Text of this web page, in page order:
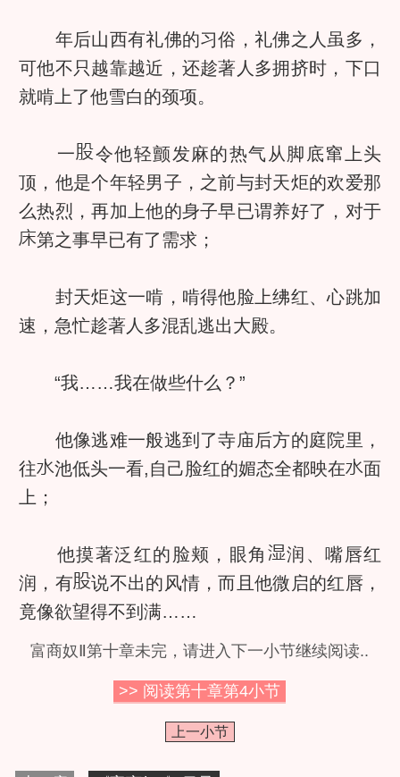
年后山西有礼佛的习俗，礼佛之人虽多，
可他不只越靠越近，还趁著人多拥挤时，下口
就啃上了他雪白的颈项。
一
令他轻颤发麻的热气从脚底窜上头
顶，他是个年轻男子，之前与封天炬的欢爱那
么热烈，再加上他的身子早已谓养好了，对于
第之事早已有了需求；
封天炬这一啃，啃得他脸上绋红、心跳加
速，急忙趁著人多混乱逃出大殿。
“我……我在做些什么？”
他像逃难一般逃到了寺庙后方的庭院里，
往
池低头一看,自己脸红的媚态全都映在
面
上；
他摸著泛红的脸颊，眼角
润、嘴唇红
润，有
说不出的风情，而且他微启的红唇，
竟像欲望得不到满……
富商奴Ⅱ第十章未完，请进入下一小节继续阅读..
>> 阅读第十章第4小节
上一小节